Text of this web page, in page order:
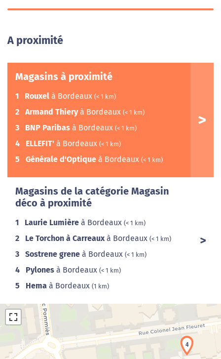
A proximité
Magasins à proximité
1 Rouxel à Bordeaux (< 1 km)
2 Armand Thieryà Bordeaux (< 1 km)
3 BNP Paribas à Bordeaux (< 1 km)
4 ELLEFIT' à Bordeaux (< 1 km)
5 Générale d'Optique à Bordeaux (< 1 km)
Magasins de la catégorie Magasin
déco à proximité
1 Laurie Lumière à Bordeaux (< 1 km)
2 Le Torchon à Carreaux à Bordeaux (< 1 km)
3 Sostrene grene à Bordeaux (< 1 km)
4 Pylones à Bordeaux (< 1 km)
5 Hema à Bordeaux (1 km)
4